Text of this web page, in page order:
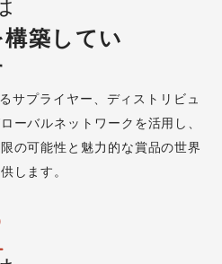
築してい
サプライヤー、ディストリビュ
ーバルネットワークを活用し、
の可能性と魅力的な賞品の世界
します。